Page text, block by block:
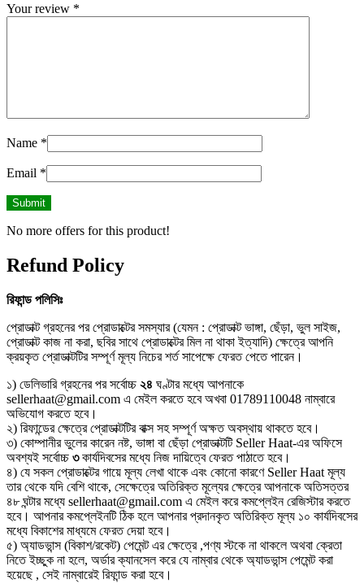
Your review *
Name *
Email *
No more offers for this product!
Refund Policy
রিফান্ড পলিসিঃ
প্রোডাক্ট গ্রহনের পর প্রোডাক্টের সমস্যার (যেমন : প্রোডাক্ট ভাঙ্গা, ছেঁড়া, ভুল সাইজ,
প্রোডাক্ট কাজ না করা, ছবির সাথে প্রোডাক্টের মিল না থাকা ইত্যাদি) ক্ষেত্রে আপনি
ক্রয়কৃত প্রোডাক্টটির সম্পূর্ণ মূল্য নিচের শর্ত সাপেক্ষে ফেরত পেতে পারেন।
১) ডেলিভারি গ্রহনের পর সর্বোচ্চ ২৪ ঘণ্টার মধ্যে আপনাকে
sellerhaat@gmail.com এ মেইল করতে হবে অখবা 01789110048 নাম্বারে
অভিযোগ করতে হবে।
২) রিফান্ডের ক্ষেত্রে প্রোডাক্টটির বাক্স সহ সম্পূর্ণ অক্ষত অবস্থায় থাকতে হবে।
৩) কোম্পানীর ভুলের কারেন নষ্ট, ভাঙ্গা বা ছেঁড়া প্রোডাক্টটি Seller Haat-এর অফিসে
অবশ্যই সর্বোচ্চ ৩কার্যদিবসের মধ্যে নিজ দায়িত্বে ফেরত পাঠাতে হবে।
৪) যে সকল প্রোডাক্টের গায়ে মূল্য লেখা থাকে এবং কোনো কারণে Seller Haat মূল্য
তার থেকে যদি বেশি থাকে, সেক্ষেত্রে অতিরিক্ত মূল্যের ক্ষেত্রে আপনাকে অতিসত্তর
৪৮ ঘন্টার মধ্যে sellerhaat@gmail.com এ মেইল করে কমপ্লেইন রেজিস্টার করতে
হবে। আপনার কমপ্লেইনটি ঠিক হলে আপনার প্রদানকৃত অতিরিক্ত মূল্য ১০ কার্যদিবসের
মধ্যে বিকাশের মাধ্যমে ফেরত দেয়া হবে।
৫) অ্যাডভান্স (বিকাশ/রকেট) পেমেন্ট এর ক্ষেত্রে ,পণ্য স্টকে না থাকলে অথবা ক্রেতা
নিতে ইচ্ছুক না হলে, অর্ডার ক্যানসেল করে যে নাম্বার থেকে অ্যাডভান্স পেমেন্ট করা
হয়েছে , সেই নাম্বারেই রিফান্ড করা হবে।